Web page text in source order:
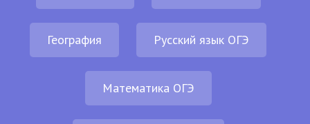
География Русский язык ОГЭ
Математика ОГЭ